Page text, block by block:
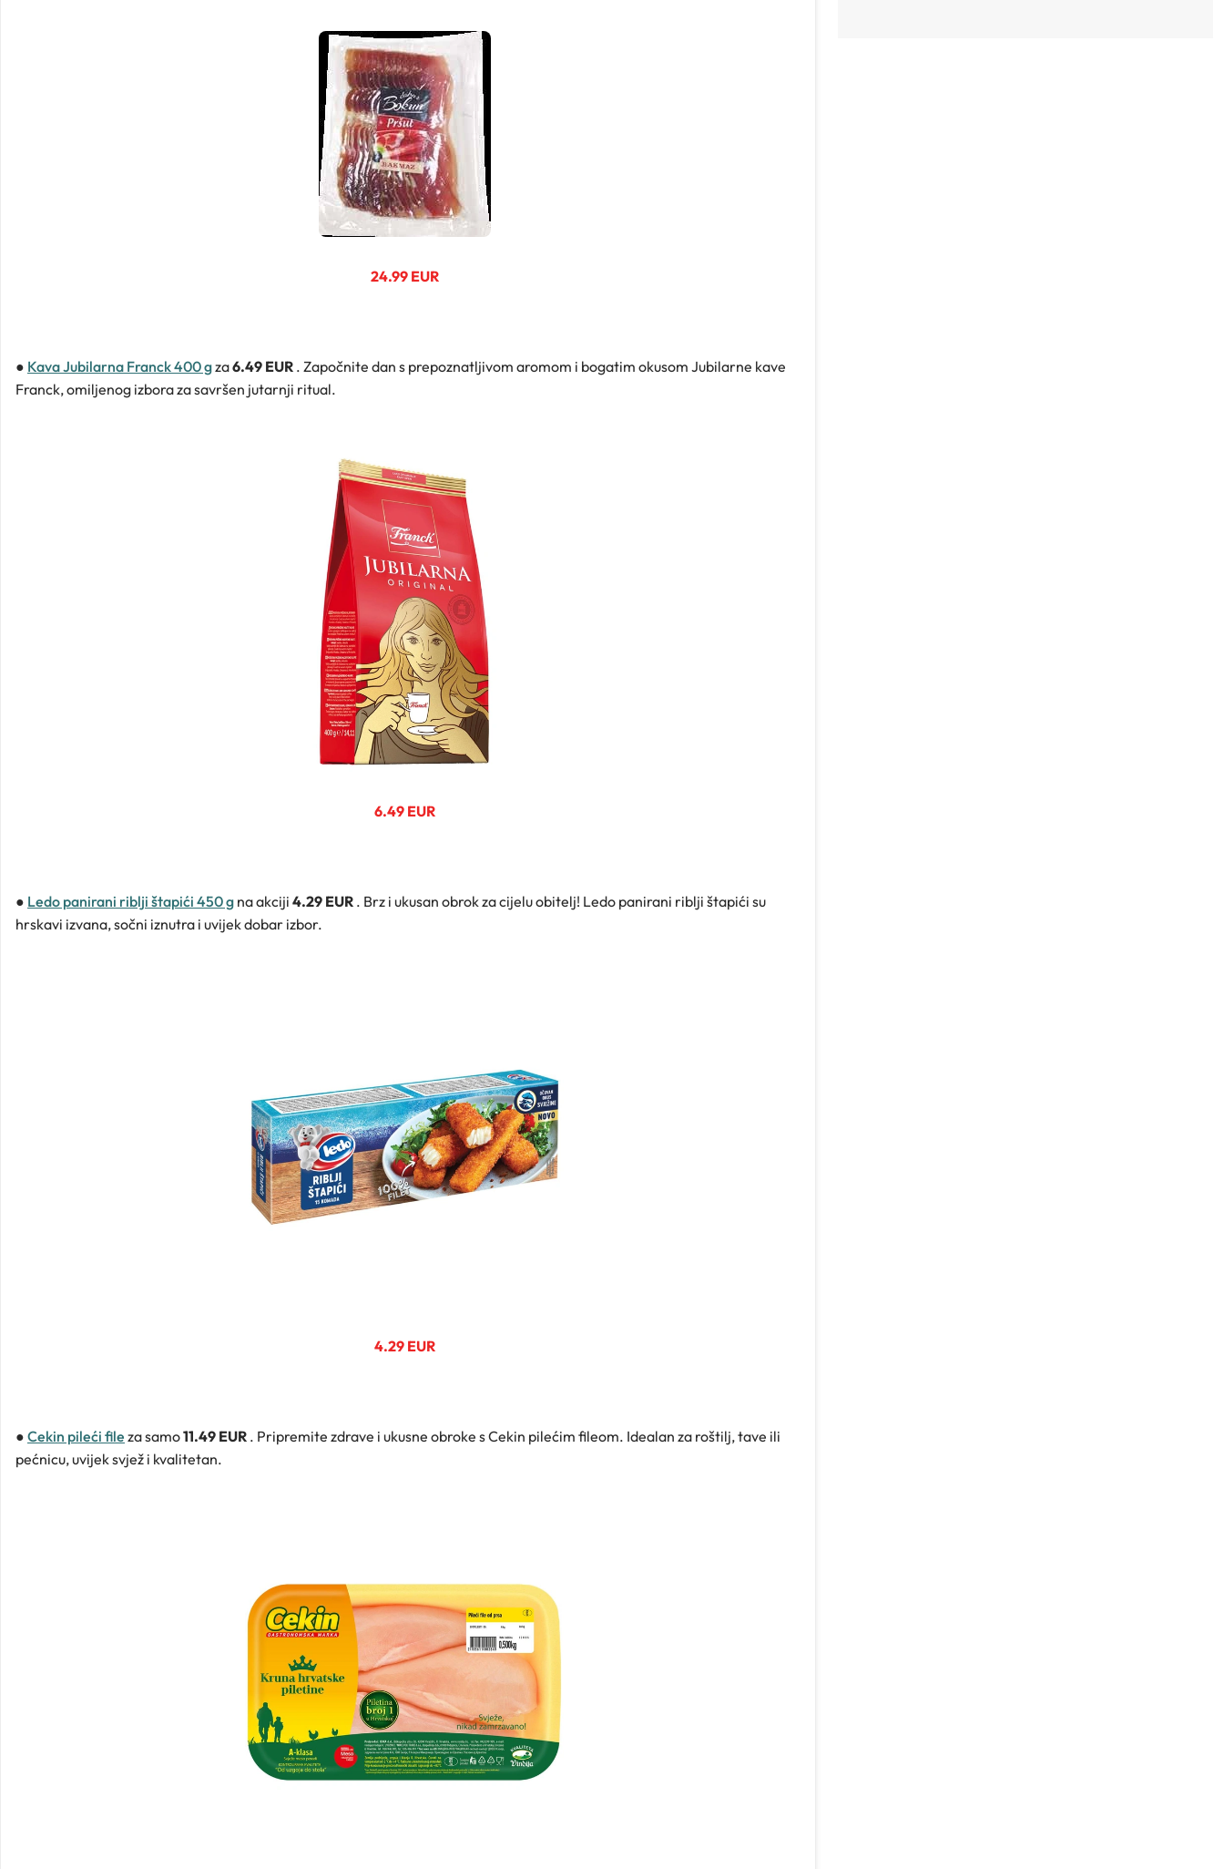
24.99 EUR
● Kava Jubilarna Franck 400 gza6.49 EUR . Započnite dan s prepoznatljivom aromom i bogatim okusom Jubilarne kave
Franck, omiljenog izbora za savršen jutarnji ritual.
6.49 EUR
● Ledo panirani riblji štapići 450 g na akciji 4.29 EUR . Brz i ukusan obrok za cijelu obitelj! Ledo panirani riblji štapići su
hrskavi izvana, sočni iznutra i uvijek dobar izbor.
4.29 EUR
● Cekin pileći file za samo11.49 EUR . Pripremite zdrave i ukusne obroke s Cekin pilećim fileom. Idealan za roštilj, tave ili
pećnicu, uvijek svjež i kvalitetan.